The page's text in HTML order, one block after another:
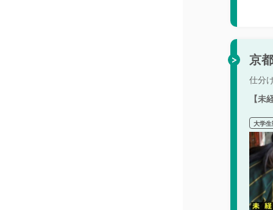
京
仕分
【
大学